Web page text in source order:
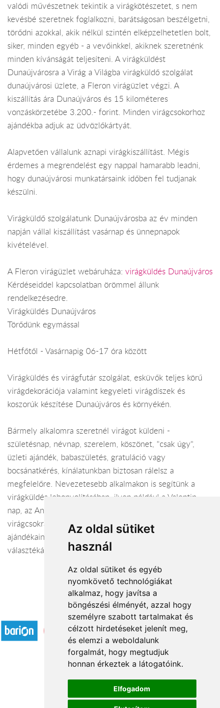
Az oldal sütiket
használ
Az oldal sütiket és egyéb
nyomkövető technológiákat
alkalmaz, hogy javítsa a
böngészési élményét, azzal hogy
személyre szabott tartalmakat és
célzott hirdetéseket jelenít meg,
és elemzi a weboldalunk
forgalmát, hogy megtudjuk
honnan érkeztek a látogatóink.
Elfogadom
valódi művészetnek tekintik a virágkötészetet, s nem
kevésbé szeretnek foglalkozni, barátságosan beszélgetni,
törődni azokkal, akik nélkül szintén elképzelhetetlen bolt,
siker, minden egyéb - a vevőinkkel, akiknek szeretnénk
minden kívánságát teljesíteni. A virágküldést
Dunaújvárosra a Virág a Világba virágküldő szolgálat
dunaújvárosi üzlete, a Fleron virágüzlet végzi. A
kiszállítás ára Dunaújváros és 15 kilométeres
vonzáskörzetébe 3.200.- forint. Minden virágcsokorhoz
ajándékba adjuk az üdvözlőkártyát.
Alapvetően vállalunk aznapi virágkiszállítást. Mégis
érdemes a megrendelést egy nappal hamarabb leadni,
hogy dunaújvárosi munkatársaink időben fel tudjanak
készülni.
Virágküldő szolgálatunk Dunaújvárosba az év minden
napján vállal kiszállítást vasárnap és ünnepnapok
kivételével.
A Fleron virágüzlet webáruháza: virágküldés Dunaújváros
Kérdéseiddel kapcsolatban örömmel állunk
rendelkezésedre.
Virágküldés Dunaújváros
Törődünk egymással
Hétfőtől - Vasárnapig 06-17 óra között
Virágküldés és virágfutár szolgálat, esküvők teljes körű
virágdekorációja valamint kegyeleti virágdíszek és
koszorúk készítése Dunaújváros és környékén.
Bármely alkalomra szeretnél virágot küldeni -
születésnap, névnap, szerelem, köszönet, "csak úgy",
üzleti ajándék, babaszületés, gratuláció vagy
bocsánatkérés, kínálatunkban biztosan rálelsz a
megfelelőre. Nevezetesebb alkalmakon is segítünk a
virágküldés lebonyolításában, ilyen például a Valentin
nap, az Anyák napja és a Nőnap. Különleges
virágcsokraink, kreatív virágkompozíciónk és hozzáillő
ajándékaink, ajándékcsomagjaink napról napra bővülő
választékából választhatsz.
Elfogadott fizetési módok
Á.SZ.F.
Impresszum